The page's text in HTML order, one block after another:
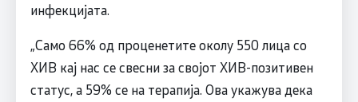
инфекцијата.
„Само 66% од проценетите околу 550 лица со
ХИВ кај нас се свесни за својот ХИВ-позитивен
статус, а 59% се на терапија. Ова укажува дека